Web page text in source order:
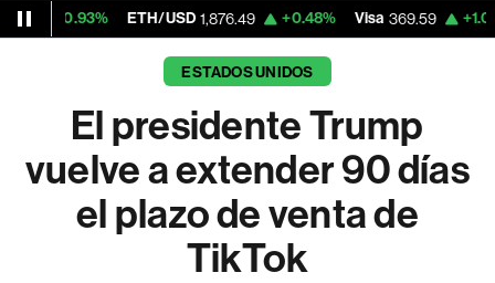
ETH/USD 1,876.49 +0.48% Visa 369.59 +1.07%
ESTADOS UNIDOS
El presidente Trump
vuelve a extender 90 días
el plazo de venta de
TikTok